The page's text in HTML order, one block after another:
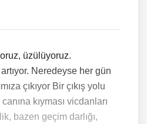
üzülüyoruz.
Neredeyse her gün
Bir çıkış yolu
kıyması vicdanları
bazen geçim darlığı,